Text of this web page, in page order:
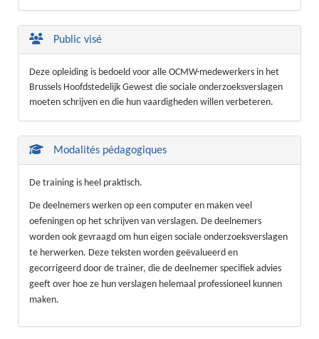
Public visé
Deze opleiding is bedoeld voor alle OCMW-medewerkers in het
Brussels Hoofdstedelijk Gewest die sociale onderzoeksverslagen
moeten schrijven en die hun vaardigheden willen verbeteren.
Modalités pédagogiques
De training is heel praktisch.
De deelnemers werken op een computer en maken veel
oefeningen op het schrijven van verslagen. De deelnemers
worden ook gevraagd om hun eigen sociale onderzoeksverslagen
te herwerken. Deze teksten worden geëvalueerd en
gecorrigeerd door de trainer, die de deelnemer specifiek advies
geeft over hoe ze hun verslagen helemaal professioneel kunnen
maken.